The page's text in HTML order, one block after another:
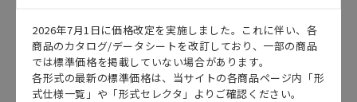
2026年7月1日に価格改定を実施しました。これに伴い、各
商品のカタログ/データシートを改訂しており、一部の商品
では標準価格を掲載していない場合があります。
各形式の最新の標準価格は、当サイトの各商品ページ内「形
式仕様一覧」や「形式セレクタ」よりご確認ください。